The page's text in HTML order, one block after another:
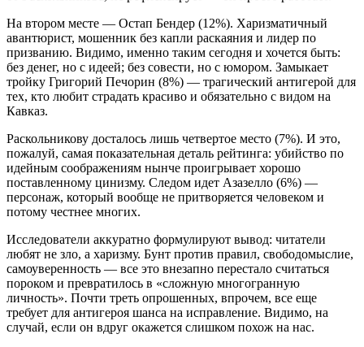
На втором месте — Остап Бендер (12%). Харизматичный
авантюрист, мошенник без капли раскаяния и лидер по
призванию. Видимо, именно таким сегодня и хочется быть:
без денег, но с идеей; без совести, но с юмором. Замыкает
тройку Григорий Печорин (8%) — трагический антигерой для
тех, кто любит страдать красиво и обязательно с видом на
Кавказ.
Раскольникову досталось лишь четвертое место (7%). И это,
пожалуй, самая показательная деталь рейтинга: убийство по
идейным соображениям нынче проигрывает хорошо
поставленному цинизму. Следом идет Азазелло (6%) —
персонаж, который вообще не притворяется человеком и
потому честнее многих.
Исследователи аккуратно формулируют вывод: читатели
любят не зло, а харизму. Бунт против правил, свободомыслие,
самоуверенность — все это внезапно перестало считаться
пороком и превратилось в «сложную многогранную
личность». Почти треть опрошенных, впрочем, все еще
требует для антигероя шанса на исправление. Видимо, на
случай, если он вдруг окажется слишком похож на нас.